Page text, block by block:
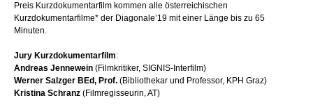
Preis Kurzdokumentarfilm kommen alle österreichischen
Kurzdokumentarfilme* der Diagonale’19 mit einer Länge bis zu 65
Minuten.
Jury Kurzdokumentarfilm:
Andreas Jennewein (Filmkritiker, SIGNIS-Interfilm)
Werner Salzger BEd, Prof. (Bibliothekar und Professor, KPH Graz)
Kristina Schranz (Filmregisseurin, AT)